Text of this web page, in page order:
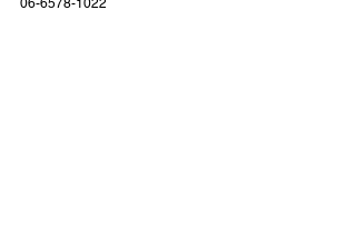
06-6578-1022